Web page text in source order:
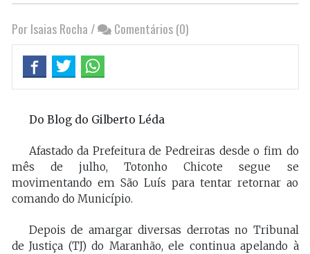
Por Isaias Rocha / Comentários (0)
Do Blog do Gilberto Léda
Afastado da Prefeitura de Pedreiras desde o fim do
mês de julho, Totonho Chicote segue se
movimentando em São Luís para tentar retornar ao
comando do Município.
Depois de amargar diversas derrotas no Tribunal
de Justiça (TJ) do Maranhão, ele continua apelando à